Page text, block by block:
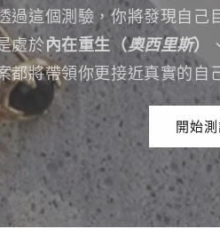
過這個測驗，你將發現自
處於內在重生（奧西里斯） 、
都將帶領你更接近真實的自
開始測